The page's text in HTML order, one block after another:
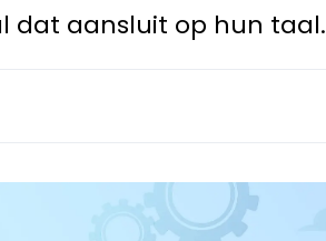
dat aansluit op hun taal.